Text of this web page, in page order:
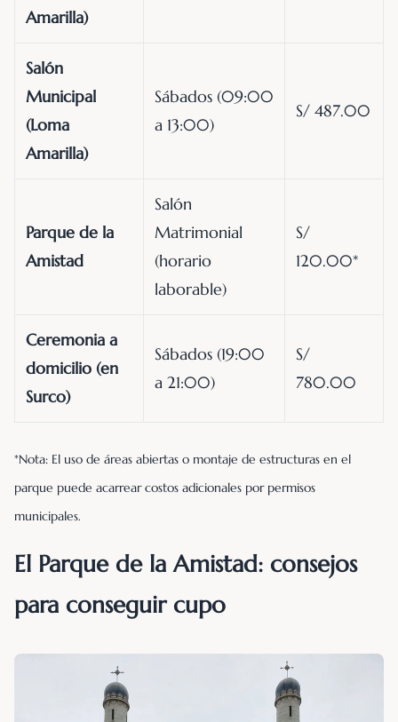
Amarilla)
Salón
Municipal
(Loma
Amarilla)
Sábados (09:00
a 13:00)
S/ 487.00
Parque de la
Amistad
Salón
Matrimonial
(horario
laborable)
S/
120.00*
Ceremonia a
domicilio (en
Surco)
Sábados (19:00
a 21:00)
S/
780.00
*Nota: El uso de áreas abiertas o montaje de estructuras en el
parque puede acarrear costos adicionales por permisos
municipales.
El Parque de la Amistad: consejos
para conseguir cupo